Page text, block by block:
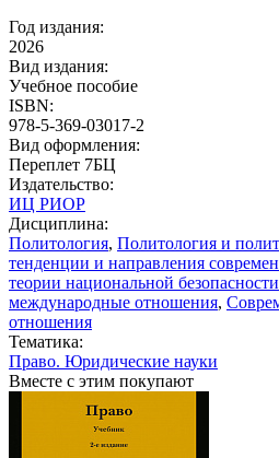
Год издания:
2026
Вид издания:
Учебное пособие
ISBN:
978-5-369-03017-2
Вид оформления:
Переплет 7БЦ
Издательство:
ИЦ РИОР
Дисциплина:
Политология, Политология и
тенденции и направления
теории национальной безопасности
международные отношения,
отношения
Тематика:
Право. Юридические науки
Вместе с этим покупают